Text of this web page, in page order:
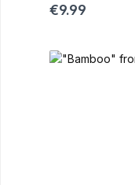
Regular price:
€9.99